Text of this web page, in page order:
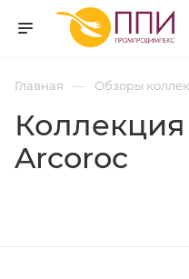
Главная — Обзоры
Arcoroc